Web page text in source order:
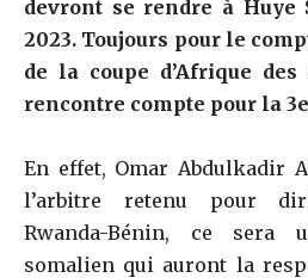
devront se rendre à Huye
2023. Toujours pour le
de la coupe d’Afrique
rencontre compte pour la
En effet, Omar Abdulkadir
l’arbitre retenu pour
Rwanda-Bénin, ce sera
somalien qui auront la